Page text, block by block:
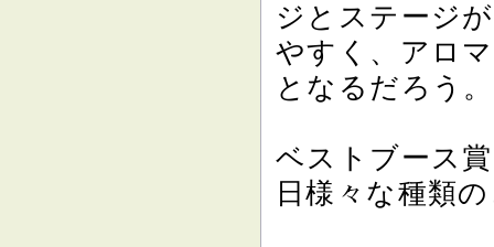
ジとステージ
やすく、アロ
となるだろう
ベストブース
日様々な種類